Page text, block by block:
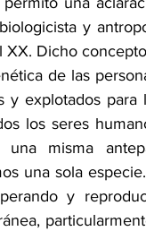
y
Dicho
de las
y explotados
los seres
misma
una sola
y